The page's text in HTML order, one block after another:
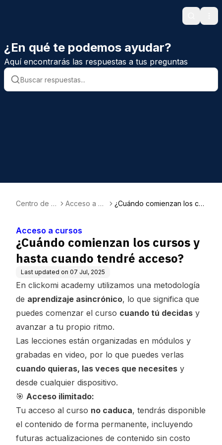
Search
¿En qué te podemos ayudar?
Aquí encontrarás las respuestas a tus preguntas
Centro de A
Acceso a cu
¿Cuándo comienzan los cur
Acceso a cursos
¿Cuándo comienzan los cursos y
hasta cuando tendré acceso?
Last updated on 07 Jul, 2025
En clickomi academy utilizamos una metodología
de aprendizaje asincrónico, lo que significa que
puedes comenzar el curso cuando tú decidas y
avanzar a tu propio ritmo.
Las lecciones están organizadas en módulos y
grabadas en video, por lo que puedes verlas
cuando quieras, las veces que necesites y
desde cualquier dispositivo.
🎯 Acceso ilimitado:
Tu acceso al curso no caduca, tendrás disponible
el contenido de forma permanente, incluyendo
futuras actualizaciones de contenido sin costo